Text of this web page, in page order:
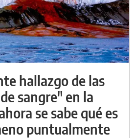
hallazgo de las
sangre" en la
se sabe qué es
puntualmente